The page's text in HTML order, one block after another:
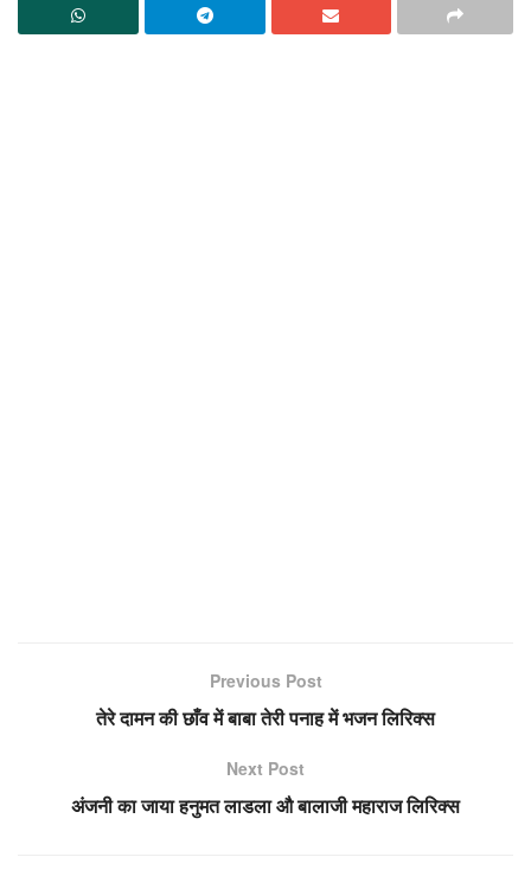
Previous Post
तेरे दामन की छाँव में बाबा तेरी पनाह में भजन लिरिक्स
Next Post
अंजनी का जाया हनुमत लाडला औ बालाजी महाराज लिरिक्स